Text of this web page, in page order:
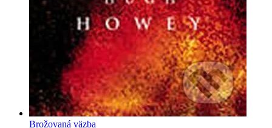
Brožovaná väzba